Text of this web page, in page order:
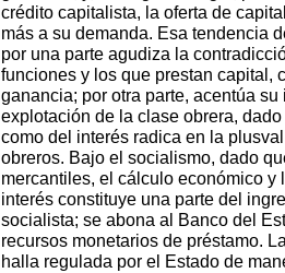
crédito capitalista, la oferta de
más a su demanda. Esa tendencia
por una parte agudiza la
funciones y los que prestan capital,
ganancia; por otra parte, acentúa
explotación de la clase obrera,
como del interés radica en la
obreros. Bajo el socialismo, dado
mercantiles, el cálculo económico y
interés constituye una parte del
socialista; se abona al Banco del
recursos monetarios de préstamo.
halla regulada por el Estado de